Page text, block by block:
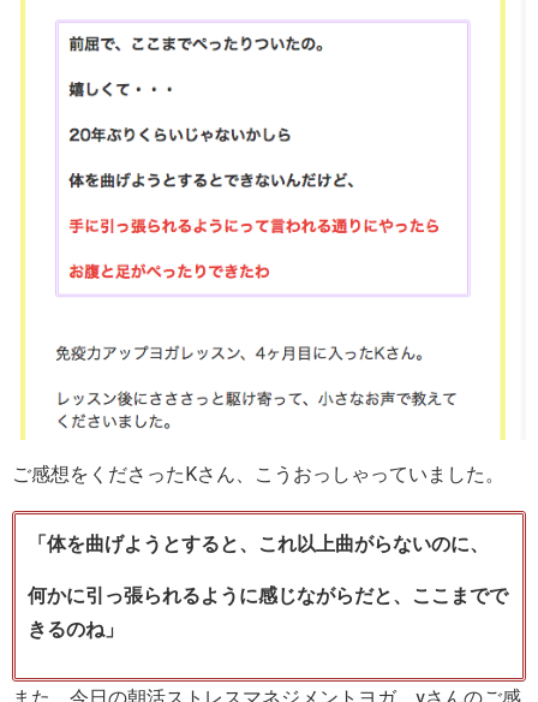
ご感想をくださったKさん、こうおっしゃっていました。
「体を曲げようとすると、これ以上曲がらないのに、
何かに引っ張られるように感じながらだと、ここまでで
きるのね」